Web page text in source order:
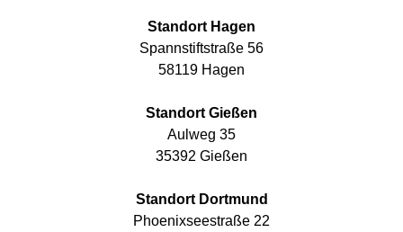
Standort Hagen
Spannstiftstraße 56
58119 Hagen
Standort Gießen
Aulweg 35
35392 Gießen
Standort Dortmund
Phoenixseestraße 22